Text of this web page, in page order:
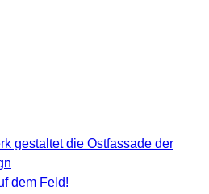
gestaltet die Ostfassade der
dem Feld!